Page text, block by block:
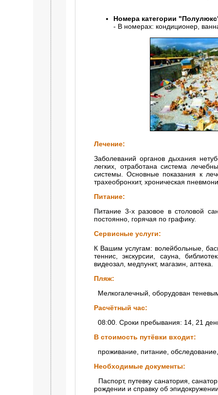
Номера категории
- В номерах: кондиционер,
Лечение:
Заболеваний органов дыхания
легких, отработана система
системы. Основные показания к
трахеобронхит, хроническая
Питание:
Питание 3-х разовое в столовой
постоянно, горячая по графику.
Сервисные услуги:
К Вашим услугам: волейбольные,
теннис, экскурсии, сауна,
видеозал, медпункт, магазин, аптека.
Пляж:
Мелкогалечный, оборудован
Расчётный час:
08:00. Сроки пребывания: 14, 21
В стоимость путёвки входит:
проживание, питание,
Необходимые документы:
Паспорт, путевку санатория,
рождении и справку об